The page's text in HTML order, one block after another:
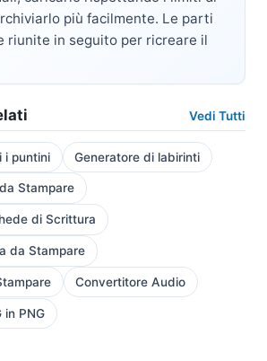
più facilmente. Le parti
riunite in seguito per ricreare il
Vedi Tutti
i puntini Generatore di labirinti
Stampare
di Scrittura
da Stampare
Convertitore Audio
in PNG